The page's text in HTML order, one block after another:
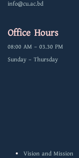
info@cu.ac.bd
Office Hours
08:00 AM – 03.30 PM
Sunday – Thursday
Vision and Mission